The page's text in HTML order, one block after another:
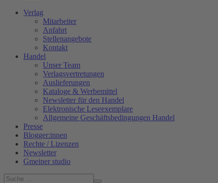
Verlag
Mitarbeiter
Anfahrt
Stellenangebote
Kontakt
Handel
Unser Team
Verlagsvertretungen
Auslieferungen
Kataloge & Werbemittel
Newsletter für den Handel
Elektronische Leseexemplare
Allgemeine Geschäftsbedingungen Handel
Presse
Blogger:innen
Rechte / Lizenzen
Newsletter
Gmeiner studio